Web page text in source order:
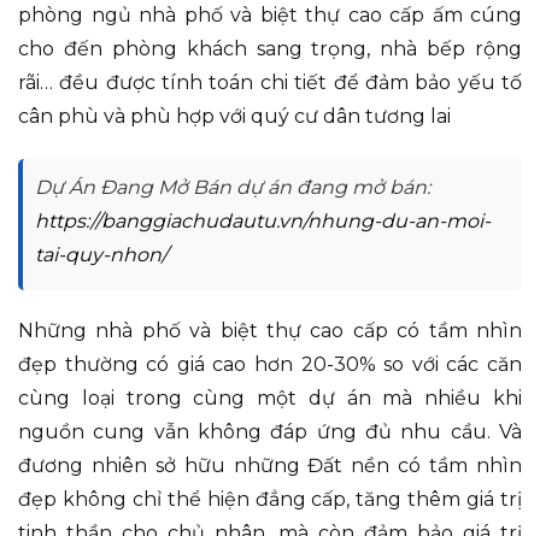
phòng ngủ nhà phố và biệt thự cao cấp ấm cúng
cho đến phòng khách sang trọng, nhà bếp rộng
rãi… đều được tính toán chi tiết để đảm bảo yếu tố
cân phù và phù hợp với quý cư dân tương lai
Dự Án Đang Mở Bán dự án đang mở bán:
https://banggiachudautu.vn/nhung-du-an-moi-
tai-quy-nhon/
Những nhà phố và biệt thự cao cấp có tầm nhìn
đẹp thường có giá cao hơn 20-30% so với các căn
cùng loại trong cùng một dự án mà nhiều khi
nguồn cung vẫn không đáp ứng đủ nhu cầu. Và
đương nhiên sở hữu những Đất nền có tầm nhìn
đẹp không chỉ thể hiện đẳng cấp, tăng thêm giá trị